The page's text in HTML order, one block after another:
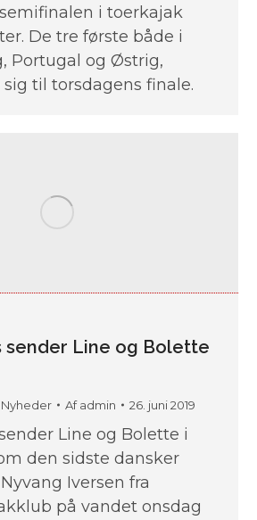
i toerkajak
De tre første både i
Portugal og Østrig,
til torsdagens finale.
sender Line og Bolette
Nyheder Afadmin 26. juni 2019
Line og Bolette i
den sidste dansker
Iversen fra
på vandet onsdag